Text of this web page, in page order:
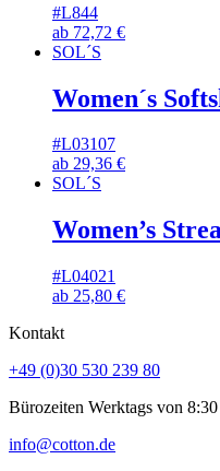
#L844
ab 72,72 €
SOL´S
Women´s
#L03107
ab 29,36 €
SOL´S
Women’s
#L04021
ab 25,80 €
Kontakt
+49 (0)30 530 239 80
Bürozeiten Werktags von
info@cotton.de